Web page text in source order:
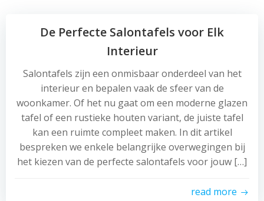
De Perfecte Salontafels voor Elk
Interieur
Salontafels zijn een onmisbaar onderdeel van het
interieur en bepalen vaak de sfeer van de
woonkamer. Of het nu gaat om een moderne glazen
tafel of een rustieke houten variant, de juiste tafel
kan een ruimte compleet maken. In dit artikel
bespreken we enkele belangrijke overwegingen bij
het kiezen van de perfecte salontafels voor jouw […]
read more